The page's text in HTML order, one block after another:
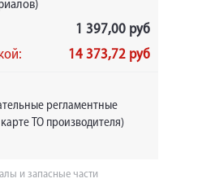
1 397,00 руб
14 373,72 руб
регламентные
ТО производителя)
и запасные части